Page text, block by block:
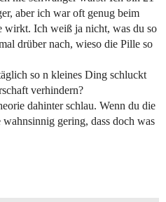
aber ich war oft genug beim
wirkt. Ich weiß ja nicht, was du so
drüber nach, wieso die Pille so
so n kleines Ding schluckt
verhindern?
dahinter schlau. Wenn du die
gering, dass doch was